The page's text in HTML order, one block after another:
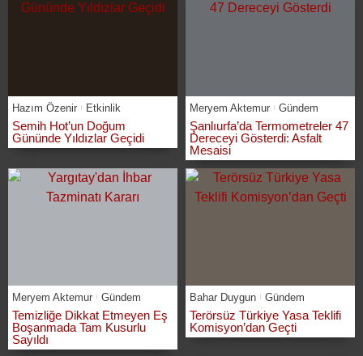
Hazım Özenir Etkinlik
Semih Hot’un Doğum
Gününde Yıldızlar Geçidi
Meryem Aktemur Gündem
Şanlıurfa’da Termometreler 47
Dereceyi Gösterdi: Asfalt
Mesaisi
Meryem Aktemur Gündem
Temizliğe Dikkat Etmeyen Eş
Boşanmada Tam Kusurlu
Sayıldı
Bahar Duygun Gündem
Terörsüz Türkiye Yasa Teklifi
Komisyon’dan Geçti